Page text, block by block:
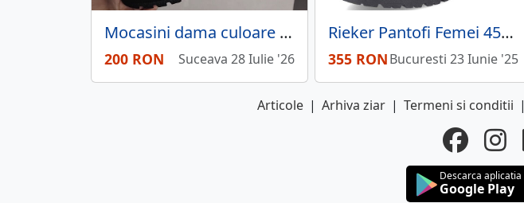
Mocasini dama culoare negru
200 RON Suceava 28 Iulie '26
Rieker Pantofi Femei 45502-00 negru lac
355 RONBucuresti 23 Iunie '25
Articole | Arhiva ziar | Termeni si conditii |
Descarca aplicatia
Google Play